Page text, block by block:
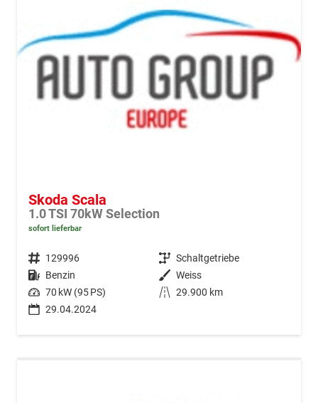
Skoda Scala
1.0 TSI 70kW Selection
sofort lieferbar
Fahrzeugnr. 129996 Getriebe Schaltgetriebe
Kraftstoff Benzin Außenfarbe Weiss
Leistung 70 kW (95 PS) Kilometerstand 29.900 km
29.04.2024